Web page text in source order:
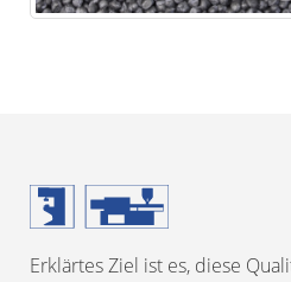
Erklärtes Ziel ist es, diese